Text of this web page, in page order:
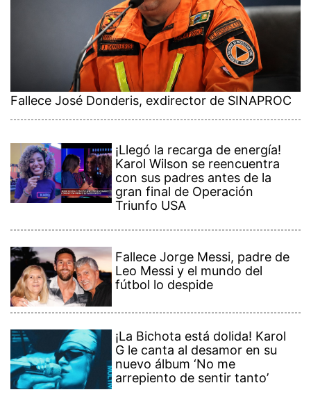
Fallece José Donderis, exdirector de SINAPROC
¡Llegó la recarga de energía!
Karol Wilson se reencuentra
con sus padres antes de la
gran final de Operación
Triunfo USA
Fallece Jorge Messi, padre de
Leo Messi y el mundo del
fútbol lo despide
¡La Bichota está dolida! Karol
G le canta al desamor en su
nuevo álbum ‘No me
arrepiento de sentir tanto’